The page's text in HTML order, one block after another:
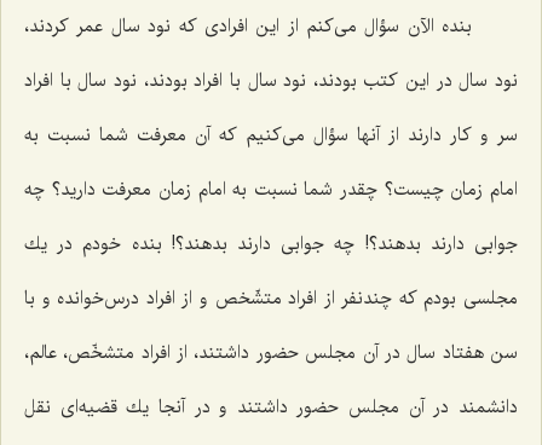
بنده الآن سؤال می‌كنم از این افرادی كه نود سال عمر كردند،
نود سال در این كتب بودند، نود سال با افراد بودند، نود سال با افراد
سر و كار دارند از آنها سؤال می‌كنیم كه آن معرفت شما نسبت به
امام زمان چیست؟ چقدر شما نسبت به امام زمان معرفت دارید؟ چه
جوابی دارند بدهند؟! چه جوابی دارند بدهند؟! بنده خودم در یك
مجلسی بودم كه چندنفر از افراد متشّخص و از افراد درس‌خوانده و با
سن هفتاد سال در آن مجلس حضور داشتند، از افراد متشخّص، عالم،
دانشمند در آن مجلس حضور داشتند و در آنجا یك قضیه‌ای نقل